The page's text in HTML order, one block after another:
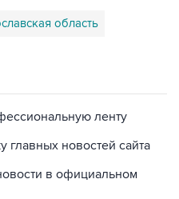
область
ленту
главных новостей сайта
в официальном